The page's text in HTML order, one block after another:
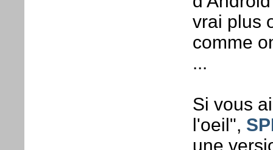
vrai plus
comme
...
Si vous
l'oeil",
une